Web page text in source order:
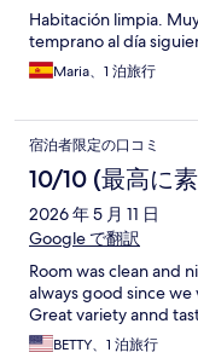
Habitación limpia.
temprano al día
Maria、1 泊旅行
宿泊者限定の口コミ
10/10 (最高に
2026 年 5 月 11 日
Google で翻訳
Room was clean and
always good since
Great variety annd
BETTY、1 泊旅行